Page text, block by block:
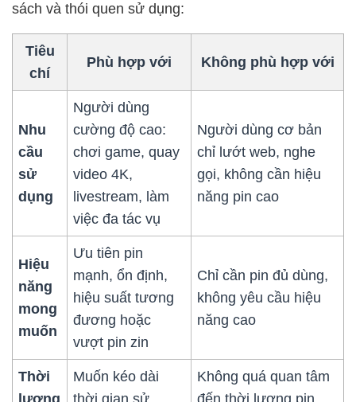
sách và thói quen sử dụng:
Tiêu
chí
Phù hợp với Không phù hợp với
Nhu
cầu
sử
dụng
Người dùng
cường độ cao:
chơi game, quay
video 4K,
livestream, làm
việc đa tác vụ
Người dùng cơ bản
chỉ lướt web, nghe
gọi, không cần hiệu
năng pin cao
Hiệu
năng
mong
muốn
Ưu tiên pin
mạnh, ổn định,
hiệu suất tương
đương hoặc
vượt pin zin
Chỉ cần pin đủ dùng,
không yêu cầu hiệu
năng cao
Thời
lượng
Muốn kéo dài
thời gian sử
Không quá quan tâm
đến thời lượng pin,